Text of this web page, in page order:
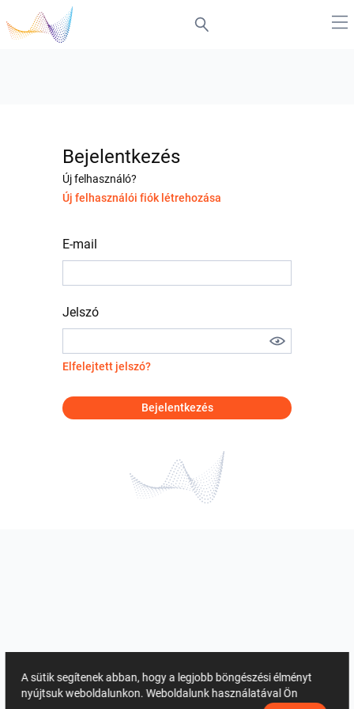
Bejelentkezés
Új felhasználó?
Új felhasználói fiók létrehozása
E-mail
Jelszó
Elfelejtett jelszó?
Bejelentkezés
A sütik segítenek abban, hogy a legjobb böngészési élményt
nyújtsuk weboldalunkon. Weboldalunk használatával Ön